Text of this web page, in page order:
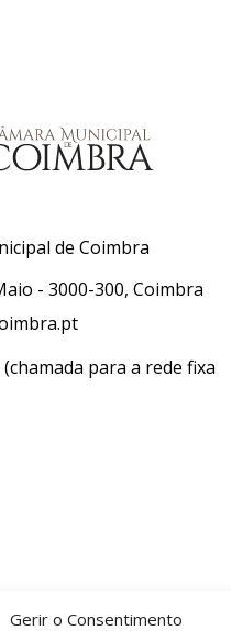
Gerir o Consentimento
de Coimbra
- 3000-300, Coimbra
(chamada para a rede fixa